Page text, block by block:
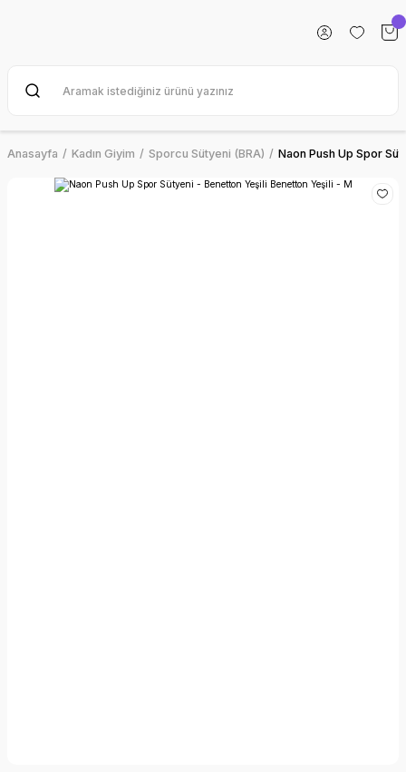
Anasayfa Kadın Giyim Sporcu Sütyeni (BRA) Naon Push Up Spor